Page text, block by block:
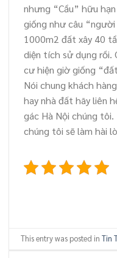
nhưng “Cầu” hữu
giống như câu
1000m2 đất xây 40
diện tích sử dụng rồi.
cư hiện giờ giống
Nói chung khách
hay nhà đất hãy liên
gác Hà Nội chúng
chúng tôi sẽ làm hài
This entry was posted inTin